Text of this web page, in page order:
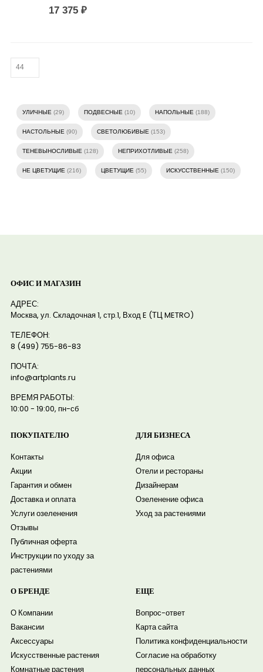
17 375₽
УЛИЧНЫЕ (29) ПОДВЕСНЫЕ (10) НАПОЛЬНЫЕ (188)
НАСТОЛЬНЫЕ (90) СВЕТОЛЮБИВЫЕ (153)
ТЕНЕВЫНОСЛИВЫЕ (128) НЕПРИХОТЛИВЫЕ (258)
НЕ ЦВЕТУЩИЕ (216) ЦВЕТУЩИЕ (55) ИСКУССТВЕННЫЕ (150)
ОФИС И МАГАЗИН
АДРЕС:
Москва, ул. Складочная 1, стр.1, Вход E (ТЦ METRO)
ТЕЛЕФОН:
8 (499) 755-86-83
ПОЧТА:
info@artplants.ru
ВРЕМЯ РАБОТЫ:
10:00 - 19:00, пн-сб
ПОКУПАТЕЛЮ
Контакты
Акции
Гарантия и обмен
Доставка и оплата
Услуги озеленения
Отзывы
Публичная оферта
Инструкции по уходу за
растениями
ДЛЯ БИЗНЕСА
Для офиса
Отели и рестораны
Дизайнерам
Озеленение офиса
Уход за растениями
О БРЕНДЕ
О Компании
Вакансии
Аксессуары
Искусственные растения
Комнатные растения
ЕЩЕ
Вопрос-ответ
Карта сайта
Политика конфиденциальности
Согласие на обработку
персональных данных